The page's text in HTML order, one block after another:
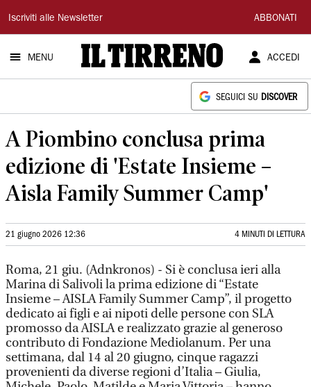
Il
Tirreno
Iscriviti alle Newsletter ABBONATI
MENU ACCEDI
SEGUICI SU DISCOVER
A Piombino conclusa prima
edizione di 'Estate Insieme –
Aisla Family Summer Camp'
21 giugno 2026 12:36 4 MINUTI DI LETTURA
Roma, 21 giu. (Adnkronos) - Si è conclusa ieri alla
Marina di Salivoli la prima edizione di “Estate
Insieme – AISLA Family Summer Camp”, il progetto
dedicato ai figli e ai nipoti delle persone con SLA
promosso da AISLA e realizzato grazie al generoso
contributo di Fondazione Mediolanum. Per una
settimana, dal 14 al 20 giugno, cinque ragazzi
provenienti da diverse regioni d’Italia – Giulia,